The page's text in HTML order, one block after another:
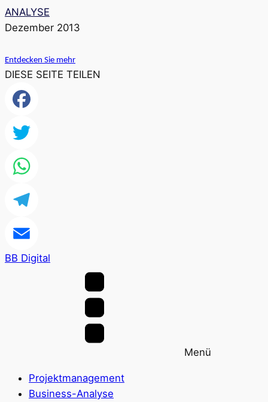
ANALYSE
Dezember 2013
Entdecken Sie mehr
DIESE SEITE TEILEN
Facebook
Twitter
WhatsApp
Telegram
Email
BB Digital
Menü
Projektmanagement
Business-Analyse